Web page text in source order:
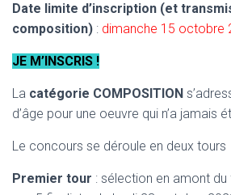
Date limite d’inscription (et
composition) : dimanche 15 octobre
JE M’INSCRIS !
La catégorie COMPOSITION
d’âge pour une oeuvre qui n’a jamais
Le concours se déroule en deux tours
Premier tour : sélection en amont